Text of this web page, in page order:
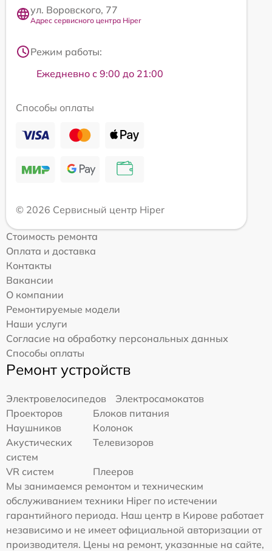
ул. Воровского, 77
Адрес сервисного центра Hiper
Режим работы:
Ежедневно с 9:00 до 21:00
Способы оплаты
© 2026 Сервисный центр Hiper
Стоимость ремонта
Оплата и доставка
Контакты
Вакансии
О компании
Ремонтируемые модели
Наши услуги
Согласие на обработку персональных данных
Способы оплаты
Ремонт устройств
Электровелосипедов
Электросамокатов
Проекторов
Блоков питания
Наушников
Колонок
Акустических
систем
Телевизоров
VR систем
Плееров
Мы занимаемся ремонтом и техническим
обслуживанием техники Hiper по истечении
гарантийного периода. Наш центр в Кирове работает
независимо и не имеет официальной авторизации от
производителя. Цены на ремонт, указанные на сайте,